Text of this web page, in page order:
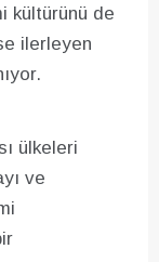
kültürünü de
ilerleyen
ülkeleri
ve